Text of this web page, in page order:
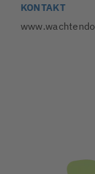
KONTAKT